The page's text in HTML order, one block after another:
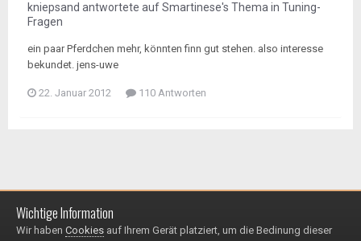
kniepsand antwortete aufSmartinese's Thema in Tuning-
Fragen
ein paar Pferdchen mehr, könnten finn gut stehen. also interesse
bekundet. jens-uwe
22. Januar 2012 110 Antworten
Impressum / Datenschutzerklärung
Wichtige Information
Wir haben Cookies auf Ihrem Gerät platziert, um die Bedinung dieser